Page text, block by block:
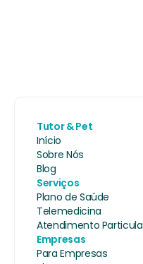
Tutor & Pet
Início
Sobre Nós
Blog
Serviços
Plano de Saúde
Telemedicina
Atendimento
Empresas
Para Empresas